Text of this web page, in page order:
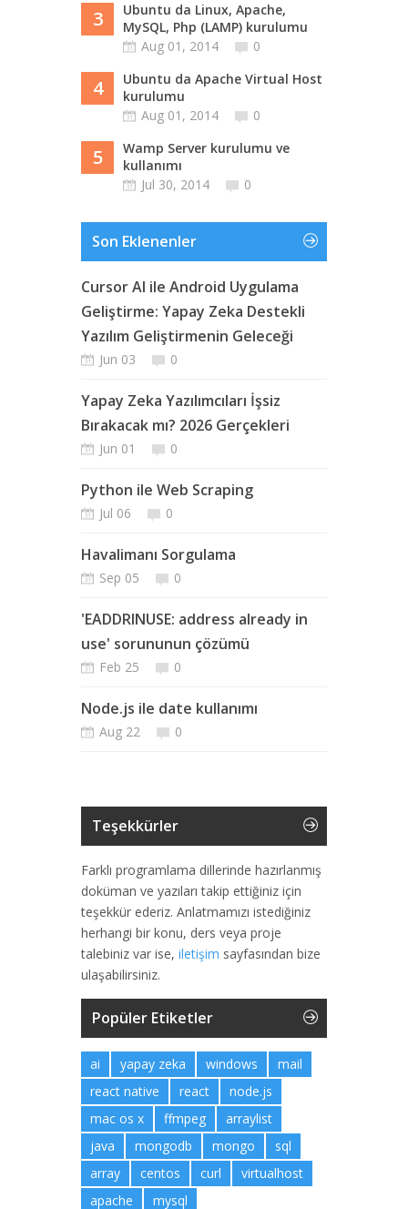
3
Ubuntu da Linux, Apache,
MySQL, Php (LAMP) kurulumu
Aug 01, 2014
0
4
Ubuntu da Apache Virtual Host
kurulumu
Aug 01, 2014
0
5
Wamp Server kurulumu ve
kullanımı
Jul 30, 2014
0
Son Eklenenler
Cursor AI ile Android Uygulama
Geliştirme: Yapay Zeka Destekli
Yazılım Geliştirmenin Geleceği
Jun 03 0
Yapay Zeka Yazılımcıları İşsiz
Bırakacak mı? 2026 Gerçekleri
Jun 01 0
Python ile Web Scraping
Jul 06 0
Havalimanı Sorgulama
Sep 05 0
'EADDRINUSE: address already in
use' sorununun çözümü
Feb 25 0
Node.js ile date kullanımı
Aug 22 0
Teşekkürler
Farklı programlama dillerinde hazırlanmış
doküman ve yazıları takip ettiğiniz için
teşekkür ederiz. Anlatmamızı istediğiniz
herhangi bir konu, ders veya proje
talebiniz var ise, iletişim sayfasından bize
ulaşabilirsiniz.
Popüler Etiketler
ai yapay zeka windows
mail
react native
react
node.js
mac os x
ffmpeg
arraylist
java
mongodb mongo
sql
array
centos curl
virtualhost
apache
mysql